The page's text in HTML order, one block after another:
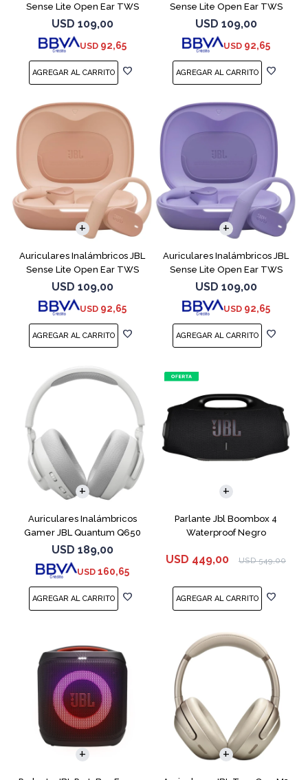
Sense Lite Open Ear TWS
Negro
USD 109,00
USD 92,65
Sense Lite Open Ear TWS
Azul
USD 109,00
USD 92,65
Auriculares Inalámbricos JBL
Sense Lite Open Ear TWS
Beige
USD 109,00
USD 92,65
Auriculares Inalámbricos JBL
Sense Lite Open Ear TWS
Purple
USD 109,00
USD 92,65
Auriculares Inalámbricos
Gamer JBL Quantum Q650
Blanco
USD 189,00
USD 160,65
Parlante Jbl Boombox 4
Waterproof Negro
USD 449,00 USD 549,00